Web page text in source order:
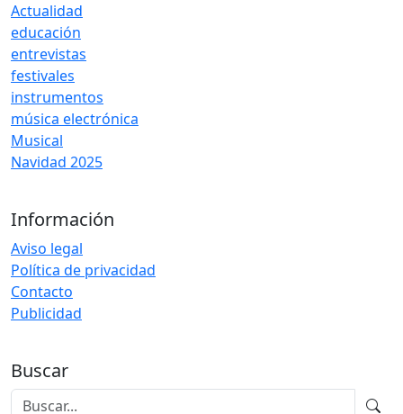
Actualidad
educación
entrevistas
festivales
instrumentos
música electrónica
Musical
Navidad 2025
Información
Aviso legal
Política de privacidad
Contacto
Publicidad
Buscar